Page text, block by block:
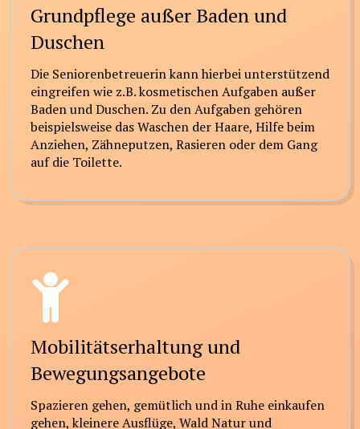
Grundpflege außer Baden und
Duschen
Die Seniorenbetreuerin kann hierbei unterstützend
eingreifen wie z.B. kosmetischen Aufgaben außer
Baden und Duschen. Zu den Aufgaben gehören
beispielsweise das Waschen der Haare, Hilfe beim
Anziehen, Zähneputzen, Rasieren oder dem Gang
auf die Toilette.
Mobilitätserhaltung und
Bewegungsangebote
Spazieren gehen, gemütlich und in Ruhe einkaufen
gehen, kleinere Ausflüge, Wald Natur und